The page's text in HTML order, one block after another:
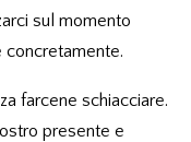
sul momento
concretamente.
farcene schiacciare.
presente e